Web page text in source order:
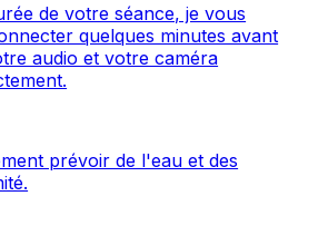
de votre séance, je vous
quelques minutes avant
audio et votre caméra
prévoir de l'eau et des